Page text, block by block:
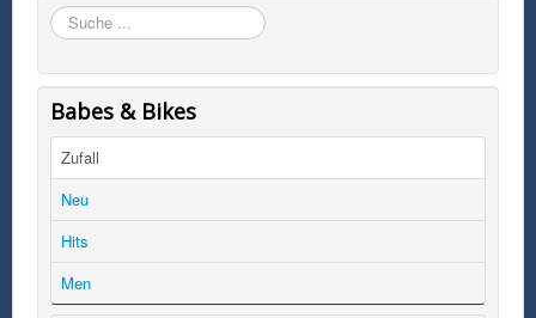
Suchen
Babes & Bikes
Zufall
Neu
Hits
Men